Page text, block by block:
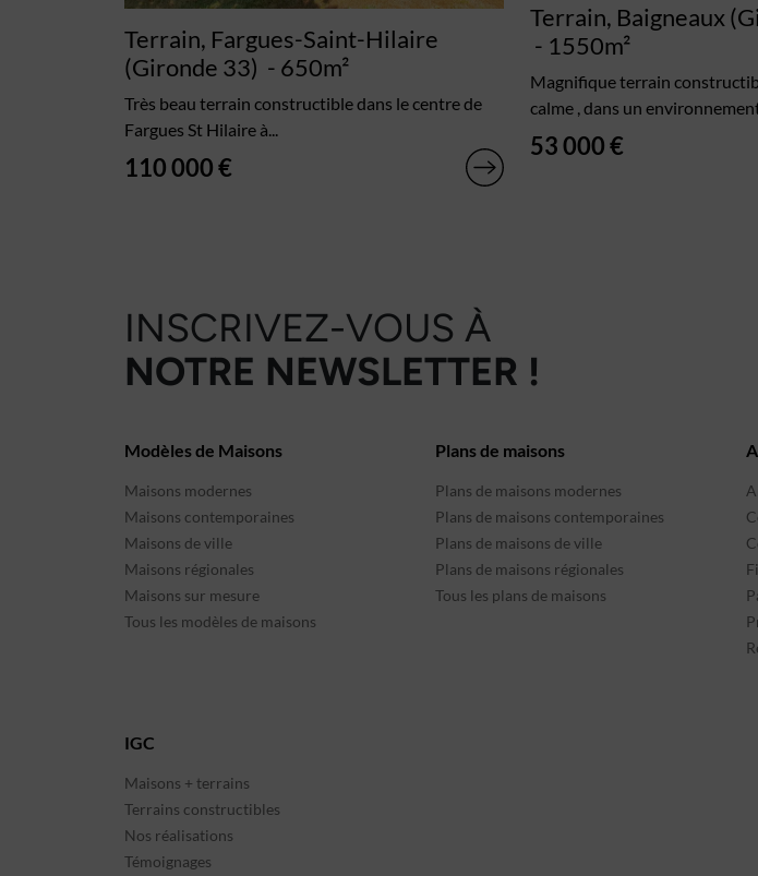
Terrain, Fargues-Saint-Hilaire
(Gironde 33) - 650m²
Très beau terrain constructible dans le centre de
Fargues St Hilaire à...
110 000 €
Terrain, Baigneaux
- 1550m²
Magnifique terrain
calme , dans un
53 000 €
INSCRIVEZ-VOUS À
NOTRE NEWSLETTER !
Modèles de Maisons
Maisons modernes
Maisons contemporaines
Maisons de ville
Maisons régionales
Maisons sur mesure
Tous les modèles de maisons
Plans de maisons
Plans de maisons modernes
Plans de maisons contemporaines
Plans de maisons de ville
Plans de maisons régionales
Tous les plans de maisons
IGC
Maisons + terrains
Terrains constructibles
Nos réalisations
Témoignages